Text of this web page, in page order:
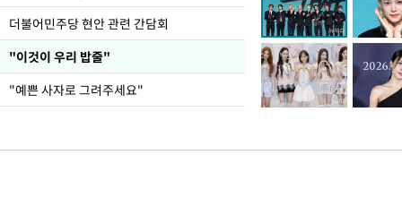
더불어민주당 현안 관련 간담회
"이것이 우리 밥줄"
"예쁜 사자로 그려주세요"